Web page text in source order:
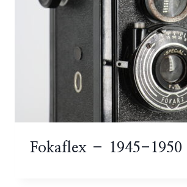
Fokaflex – 1945-1950